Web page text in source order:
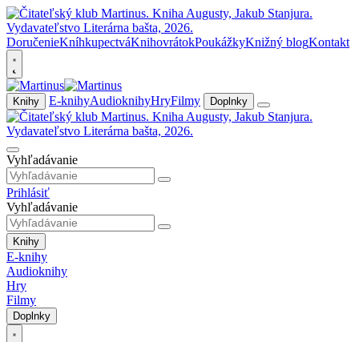
DoručenieKníhkupectváKnihovrátokPoukážkyKnižný blogKontakt
Knihy E-knihyAudioknihyHryFilmy Doplnky
Vyhľadávanie
Prihlásiť
Vyhľadávanie
Knihy
E-knihy
Audioknihy
Hry
Filmy
Doplnky